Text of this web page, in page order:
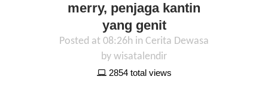
merry, penjaga kantin
yang genit
Posted at 08:26h in Cerita Dewasa
by wisatalendir
2854 total views